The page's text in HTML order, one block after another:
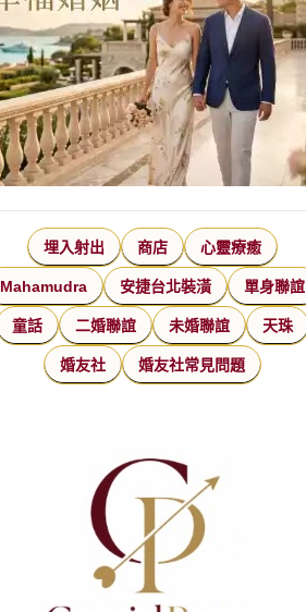
埋入射出 商店 心靈療癒
Mahamudra 安捷台北裝潢 單身聯誼
童話 二婚聯誼 未婚聯誼 天珠
婚友社 婚友社常見問題